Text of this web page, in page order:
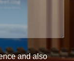
and also